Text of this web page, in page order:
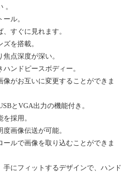
。
ール。
、すぐに見れます 。
ズを搭載 。
焦点深度が深い。
ハンドピースボディー 。
像がお互いに変更することができま
とVGA出力の機能付き 。
を採用 。
度画像伝送が可能。
ールで画像を取り込むことができま
手にフィットするデザインで、ハンド